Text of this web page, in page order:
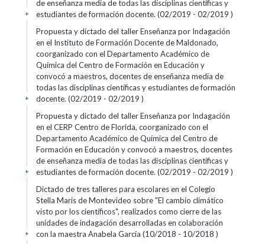
de enseñanza media de todas las disciplinas científicas y
estudiantes de formación docente. (02/2019 - 02/2019 )
+
Propuesta y dictado del taller Enseñanza por Indagación
en el Instituto de Formación Docente de Maldonado,
coorganizado con el Departamento Académico de
Química del Centro de Formación en Educación y
convocó a maestros, docentes de enseñanza media de
todas las disciplinas científicas y estudiantes de formación
docente. (02/2019 - 02/2019 )
+
Propuesta y dictado del taller Enseñanza por Indagación
en el CERP Centro de Florida, coorganizado con el
Departamento Académico de Química del Centro de
Formación en Educación y convocó a maestros, docentes
de enseñanza media de todas las disciplinas científicas y
estudiantes de formación docente. (02/2019 - 02/2019 )
+
Dictado de tres talleres para escolares en el Colegio
Stella Maris de Montevideo sobre "El cambio climático
visto por los científicos", realizados como cierre de las
unidades de indagación desarrolladas en colaboración
con la maestra Anabela García (10/2018 - 10/2018 )
+